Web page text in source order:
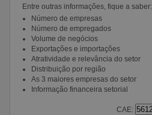
Entre outras informações, fique a saber:
Número de empresas
Número de empregados
Volume de negócios
Exportações e importações
Atratividade e relevância do setor
Distribuição por região
As 3 maiores empresas do setor
Informação financeira setorial
CAE: